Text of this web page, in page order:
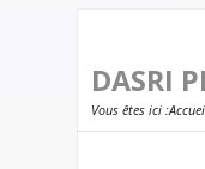
DASRI
Vous êtes ici :